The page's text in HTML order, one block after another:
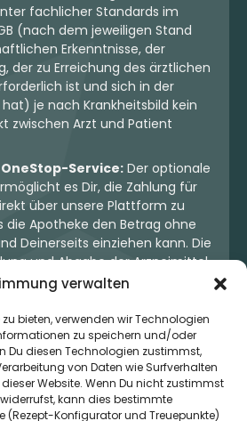
verwalten
bieten, verwenden wir Technologien
zu speichern und/oder
Du diesen Technologien zustimmst,
von Daten wie Surfverhalten
Website. Wenn Du nicht zustimmst
kann dies bestimmte
(Rezept-Konfigurator und Treuepunkte)
fachlicher Standards im
(nach dem jeweiligen Stand
Erkenntnisse, der
der zu Erreichung des ärztlichen
ist und sich in der
je nach Krankheitsbild kein
zwischen Arzt und Patient
Service: Der optionale
es Dir, die Zahlung für
über unsere Plattform zu
die Apotheke den Betrag ohne
Deinerseits einziehen kann. Die
und Abgabe der Arzneimittel
über die jeweilige
Unser OneStop-Service stellt
Angebot dar, sondern dient
Zahlungsabwicklung. Die
und hat keinerlei Einfluss auf die
oder die Wahl der
Apotheken sind rechtlich